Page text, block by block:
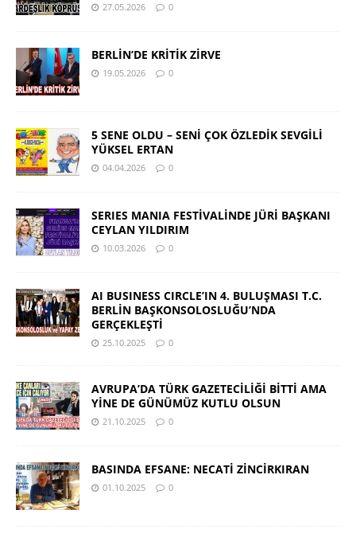
27.05.2026 0
BERLİN’DE KRİTİK ZİRVE
19.05.2026 0
5 SENE OLDU – SENİ ÇOK ÖZLEDİK SEVGİLİ
YÜKSEL ERTAN
04.04.2026 0
SERIES MANIA FESTİVALİNDE JÜRİ BAŞKANI
CEYLAN YILDIRIM
10.03.2026 0
AI BUSINESS CIRCLE’IN 4. BULUŞMASI T.C.
BERLİN BAŞKONSOLOSLUĞU’NDA
GERÇEKLEŞTİ
25.10.2025 0
AVRUPA’DA TÜRK GAZETECİLİĞİ BİTTİ AMA
YİNE DE GÜNÜMÜZ KUTLU OLSUN
21.10.2025 0
BASINDA EFSANE: NECATİ ZİNCİRKIRAN
01.10.2025 0